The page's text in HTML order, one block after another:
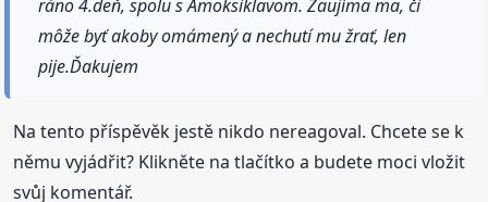
ráno 4.deň, spolu s Amoksiklavom. Zaujíma ma, či
môže byť akoby omámený a nechutí mu žrať, len
pije.Ďakujem
Na tento příspěvěk jestě nikdo nereagoval. Chcete se k
němu vyjádřit? Klikněte na tlačítko a budete moci vložit
svůj komentář.